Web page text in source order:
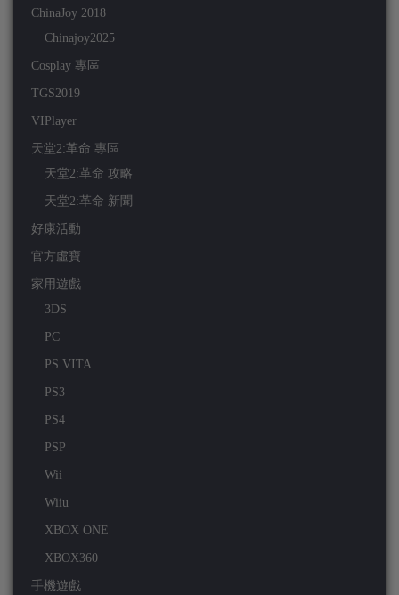
ChinaJoy 2018
Chinajoy2025
Cosplay 專區
TGS2019
VIPlayer
天堂2:革命 專區
天堂2:革命 攻略
天堂2:革命 新聞
好康活動
官方虛寶
家用遊戲
3DS
PC
PS VITA
PS3
PS4
PSP
Wii
Wiiu
XBOX ONE
XBOX360
手機遊戲